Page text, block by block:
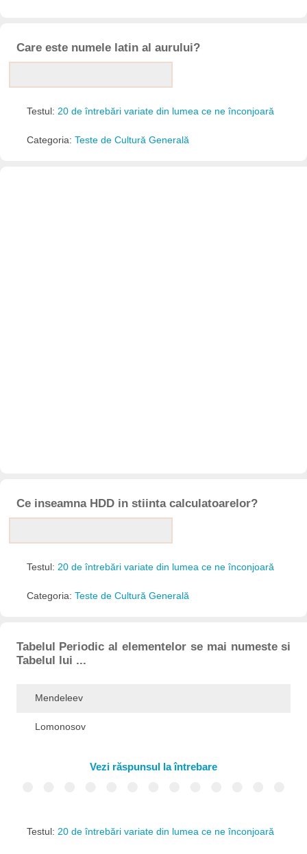
Care este numele latin al aurului?
Testul: 20 de întrebări variate din lumea ce ne înconjoară
Categoria: Teste de Cultură Generală
Ce inseamna HDD in stiinta calculatoarelor?
Testul: 20 de întrebări variate din lumea ce ne înconjoară
Categoria: Teste de Cultură Generală
Tabelul Periodic al elementelor se mai numeste si
Tabelul lui ...
Mendeleev
Lomonosov
Vezi răspunsul la întrebare
Testul: 20 de întrebări variate din lumea ce ne înconjoară